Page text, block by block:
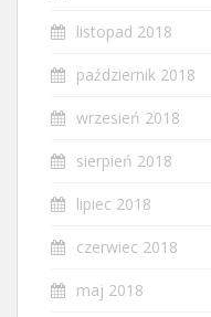
listopad 2018
październik 2018
wrzesień 2018
sierpień 2018
lipiec 2018
czerwiec 2018
maj 2018